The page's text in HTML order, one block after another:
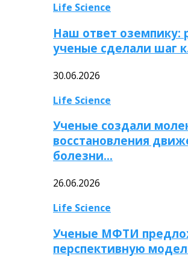
Life Science
Наш ответ оземпику:
ученые сделали шаг
30.06.2026
Life Science
Ученые создали
восстановления
болезни…
26.06.2026
Life Science
Ученые МФТИ
перспективную